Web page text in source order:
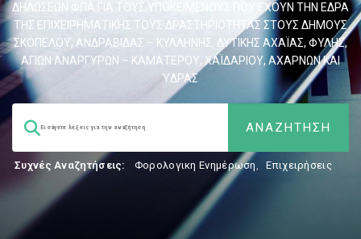
ΔΗΛΩΣΕΩΝ ΦΠΑ ΓΙΑ ΤΟΥΣ ΥΠΟΚΕΙΜΕΝΟΥΣ ΠΟΥ ΕΧΟΥΝ ΤΗΝ ΕΔΡΑ
ΤΗΣ ΕΠΙΧΕΙΡΗΜΑΤΙΚΗΣ ΤΟΥΣ ΔΡΑΣΤΗΡΙΟΤΗΤΑΣ ΣΤΟΥΣ ΔΗΜΟΥΣ
ΣΚΟΠΕΛΟΥ, ΑΝΔΡΑΒΙΔΑΣ – ΚΥΛΛΗΝΗΣ, ΔΥΤΙΚΗΣ ΑΧΑΪΑΣ, ΦΥΛΗΣ,
ΑΓΙΩΝ ΑΝΑΡΓΥΡΩΝ – ΚΑΜΑΤΕΡΟΥ, ΧΑΪΔΑΡΙΟΥ, ΑΧΑΡΝΩΝ ΚΑΙ
ΎΔΡΑΣ
Συχνές Αναζητήσεις: Φορολογικη Ενημέρωση, Επιχειρήσεις